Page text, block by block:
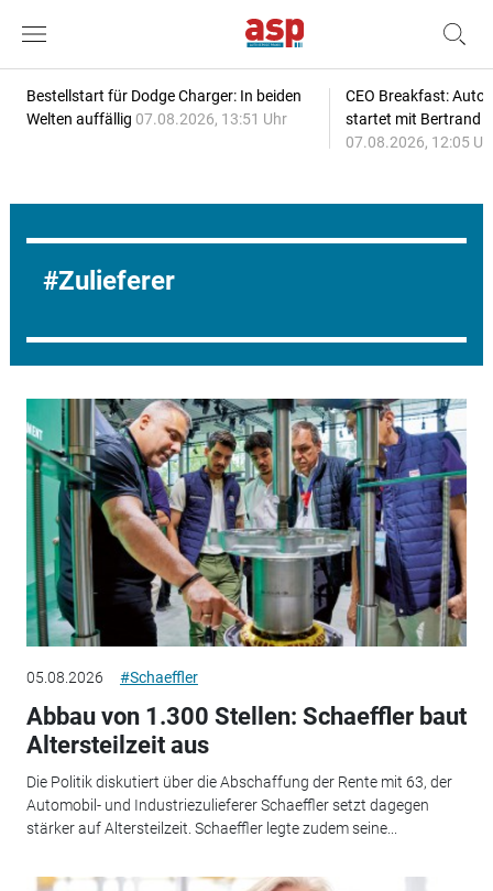
Bestellstart für Dodge Charger: In beiden
Welten auffällig 07.08.2026, 13:51 Uhr
CEO Breakfast:
startet mit Bertrand
07.08.2026, 12:05
Zulieferer
05.08.2026 #Schaeffler
Abbau von 1.300 Stellen: Schaeffler baut
Altersteilzeit aus
Die Politik diskutiert über die Abschaffung der Rente mit 63, der
Automobil- und Industriezulieferer Schaeffler setzt dagegen
stärker auf Altersteilzeit. Schaeffler legte zudem seine...